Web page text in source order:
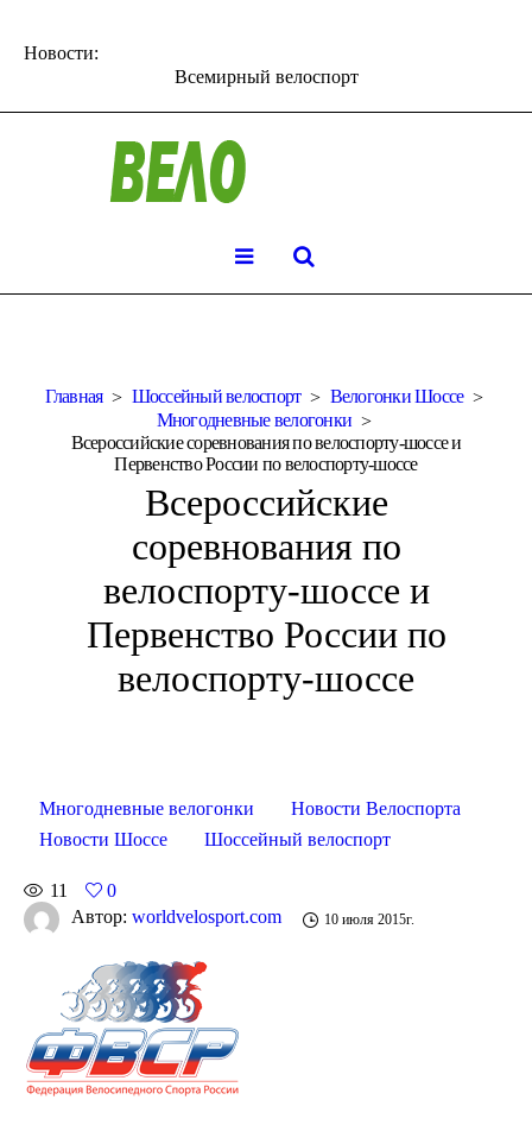
Новости:
Всемирный велоспорт
Главная Шоссейный велоспорт
Велогонки Шоссе
Многодневные велогонки
Всероссийские соревнования по велоспорту-шоссе и
Первенство России по велоспорту-шоссе
Всероссийские
соревнования по
велоспорту-шоссе и
Первенство России по
велоспорту-шоссе
Многодневные велогонки
Новости Велоспорта
Новости Шоссе
Шоссейный велоспорт
11
0
Автор: worldvelosport.com 10 июля 2015г.